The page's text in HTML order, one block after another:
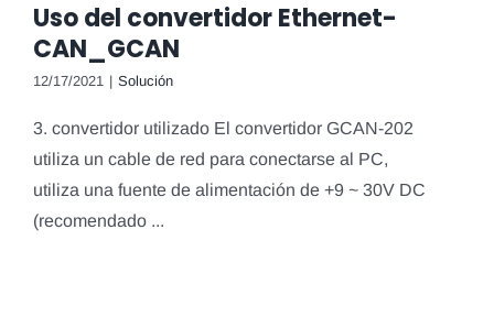
Uso del convertidor Ethernet-
CAN_GCAN
12/17/2021 | Solución
3. convertidor utilizado El convertidor GCAN-202
utiliza un cable de red para conectarse al PC,
utiliza una fuente de alimentación de +9 ~ 30V DC
(recomendado ...